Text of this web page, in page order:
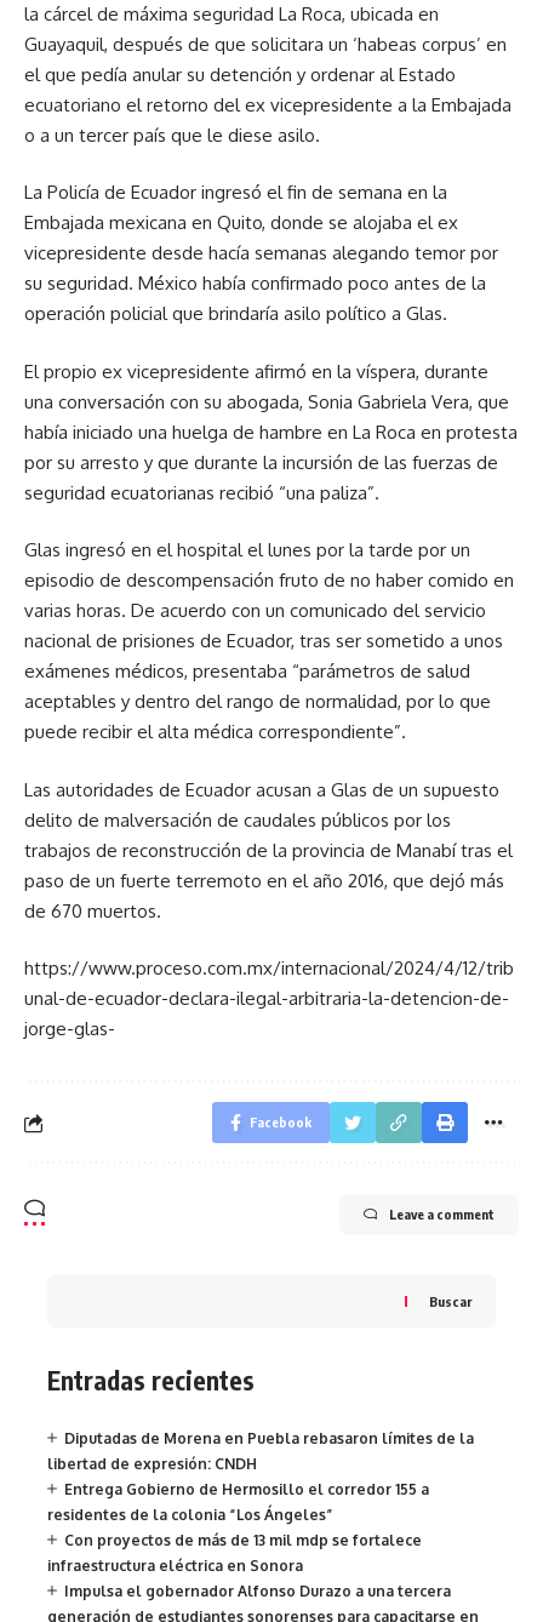
la cárcel de máxima seguridad La Roca, ubicada en
Guayaquil, después de que solicitara un ‘habeas corpus’ en
el que pedía anular su detención y ordenar al Estado
ecuatoriano el retorno del ex vicepresidente a la Embajada
o a un tercer país que le diese asilo.
La Policía de Ecuador ingresó el fin de semana en la
Embajada mexicana en Quito, donde se alojaba el ex
vicepresidente desde hacía semanas alegando temor por
su seguridad. México había confirmado poco antes de la
operación policial que brindaría asilo político a Glas.
El propio ex vicepresidente afirmó en la víspera, durante
una conversación con su abogada, Sonia Gabriela Vera, que
había iniciado una huelga de hambre en La Roca en protesta
por su arresto y que durante la incursión de las fuerzas de
seguridad ecuatorianas recibió “una paliza”.
Glas ingresó en el hospital el lunes por la tarde por un
episodio de descompensación fruto de no haber comido en
varias horas. De acuerdo con un comunicado del servicio
nacional de prisiones de Ecuador, tras ser sometido a unos
exámenes médicos, presentaba “parámetros de salud
aceptables y dentro del rango de normalidad, por lo que
puede recibir el alta médica correspondiente”.
Las autoridades de Ecuador acusan a Glas de un supuesto
delito de malversación de caudales públicos por los
trabajos de reconstrucción de la provincia de Manabí tras el
paso de un fuerte terremoto en el año 2016, que dejó más
de 670 muertos.
https://www.proceso.com.mx/internacional/2024/4/12/trib
unal-de-ecuador-declara-ilegal-arbitraria-la-detencion-de-
jorge-glas-
Facebook
Leave a comment
Buscar
Entradas recientes
Diputadas de Morena en Puebla rebasaron límites de la
libertad de expresión: CNDH
Entrega Gobierno de Hermosillo el corredor 155 a
residentes de la colonia “Los Ángeles”
Con proyectos de más de 13 mil mdp se fortalece
infraestructura eléctrica en Sonora
Impulsa el gobernador Alfonso Durazo a una tercera
generación de estudiantes sonorenses para capacitarse en